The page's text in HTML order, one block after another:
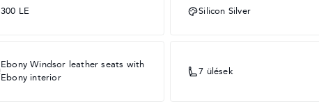
300 LE Silicon Silver
Ebony Windsor leather seats with
Ebony interior
7 ülések